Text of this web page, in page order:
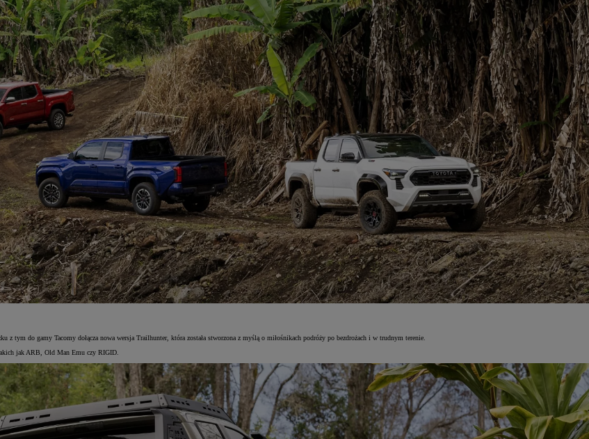
tym do gamy Tacomy dołącza nowa wersja Trailhunter, która została stworzona z myślą o miłośnikach podróży po bezdrożach i w trudnym terenie.
jak ARB, Old Man Emu czy RIGID.